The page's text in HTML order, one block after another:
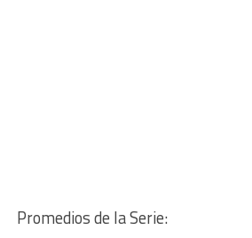
Promedios de la Serie: